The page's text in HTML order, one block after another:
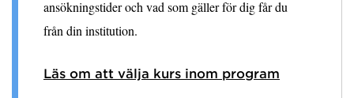
ansökningstider och vad som gäller för dig får du
från din institution.
Läs om att välja kurs inom program